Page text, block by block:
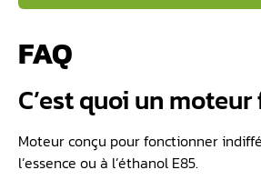
FAQ
C’est quoi un
Moteur conçu pour fonctionner
l’essence ou à l’éthanol E85.